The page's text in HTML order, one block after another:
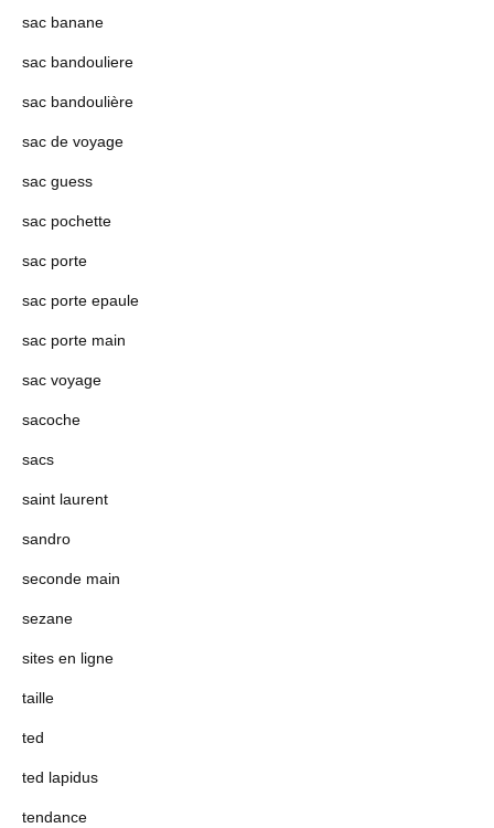
sac banane
sac bandouliere
sac bandoulière
sac de voyage
sac guess
sac pochette
sac porte
sac porte epaule
sac porte main
sac voyage
sacoche
sacs
saint laurent
sandro
seconde main
sezane
sites en ligne
taille
ted
ted lapidus
tendance